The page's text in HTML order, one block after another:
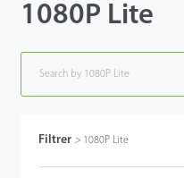
1080P Lite
Filtrer > 1080P Lite